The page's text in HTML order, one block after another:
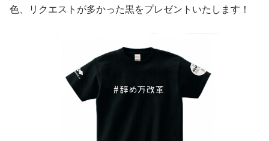
色、リクエストが多かった黒をプレゼントいたします！